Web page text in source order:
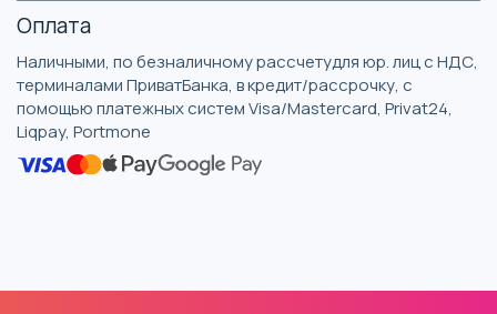
Оплата
Наличными, по безналичному рассчетудля юр. лиц с НДС,
терминалами ПриватБанка, в кредит/рассрочку, с
помощью платежных систем Visa/Mastercard, Privat24,
Liqpay, Portmone